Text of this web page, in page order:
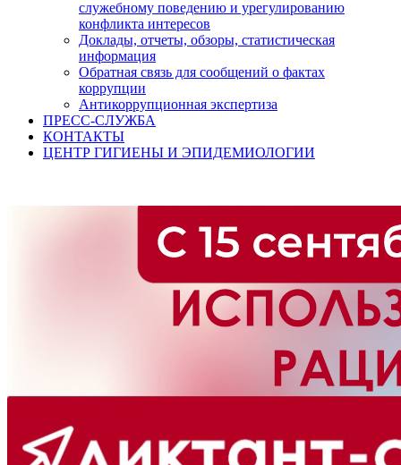
служебному поведению и урегулированию
конфликта интересов
Доклады, отчеты, обзоры, статистическая
информация
Обратная связь для сообщений о фактах
коррупции
Антикоррупционная экспертиза
ПРЕСС-СЛУЖБА
КОНТАКТЫ
ЦЕНТР ГИГИЕНЫ И ЭПИДЕМИОЛОГИИ